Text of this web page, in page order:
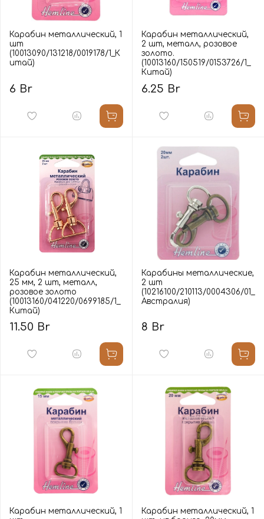
Карабин металлический, 1
шт
(10013090/131218/0019178/1_К
итай)
6 Br
Карабин металлический,
2 шт, металл, розовое
золото.
(10013160/150519/0153726/1_
Китай)
6.25 Br
Карабин металлический,
25 мм, 2 шт, металл,
розовое золото
(10013160/041220/0699185/1_
Китай)
11.50 Br
Карабины металлические,
2 шт
(10216100/210113/0004306/01_
Австралия)
8 Br
Карабин металлический, 1
Карабин металлический, 1